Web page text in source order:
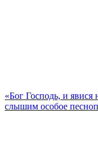
«Бог Господь, и
слышим особое